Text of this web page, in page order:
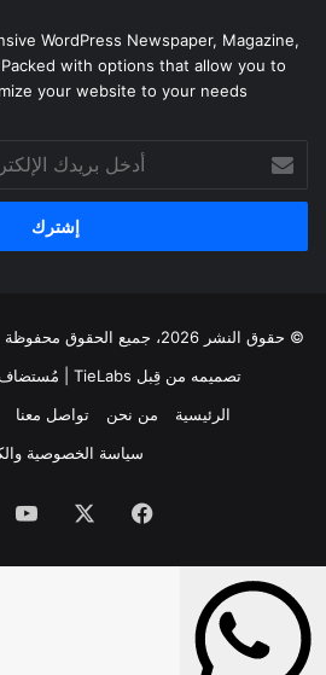
WordPress Newspaper, Magazine,
with options that allow you to
your website to your needs.
بريدك
الإلكتروني
© حقوق النشر 2026، جميع الحقوق محفوظة |
تصميمه من قِبل TieLabs
| مُستضاف
الرئيسية
من نحن تواصل معنا
سياسة الخصوصية
فيسبوك